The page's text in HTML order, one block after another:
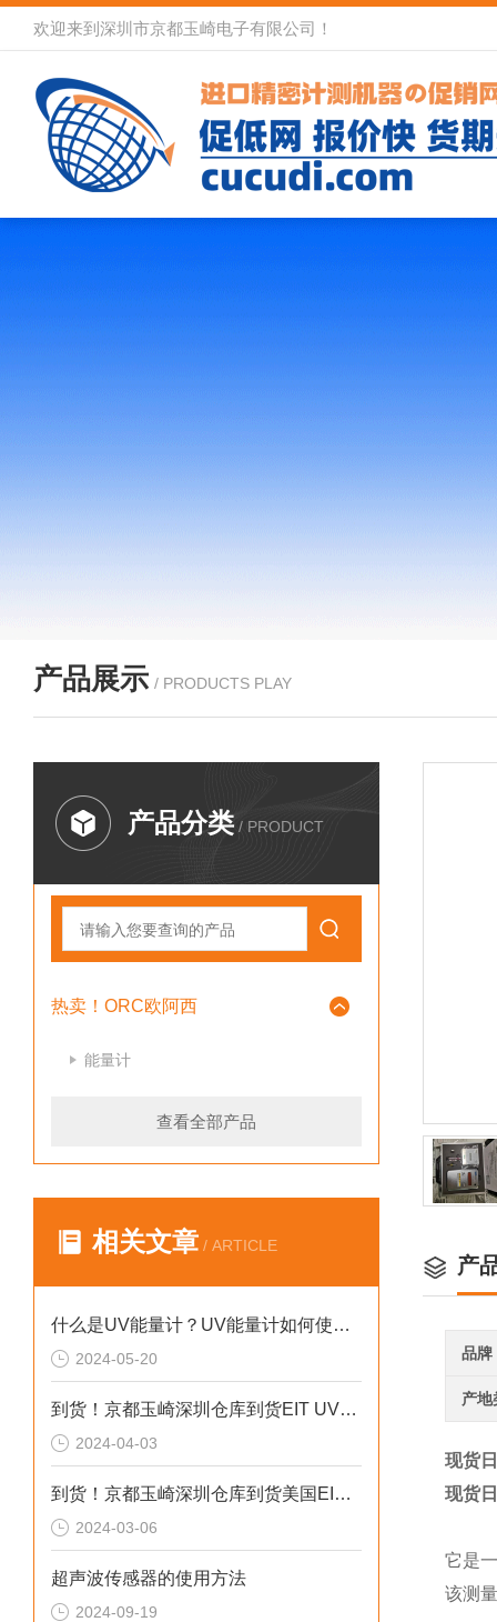
欢迎来到深圳市京都玉崎电子有限公司！
产品展示 / PRODUCTS PLAY
产品分类 / PRODUCT
热卖！ORC欧阿西
能量计
查看全部产品
相关文章 / ARTICLE
什么是UV能量计？UV能量计如何使用及其护理？
2024-05-20
到货！京都玉崎深圳仓库到货EIT UV能量计 UV POWER PUCK II
2024-04-03
到货！京都玉崎深圳仓库到货美国EIT UV能量计 UV POWER PUCK II
2024-03-06
超声波传感器的使用方法
2024-09-19
产
品牌
产地
现货
现货
它是
该测